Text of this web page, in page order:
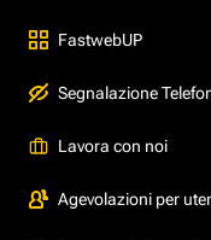
FastwebUP
Segnalazione
Lavora con noi
Agevolazioni per